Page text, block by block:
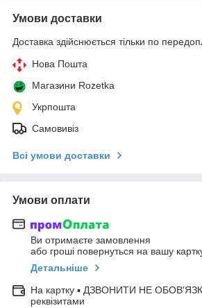
Умови доставки
Доставка здійснюється тільки по
Нова Пошта
Магазини Rozetka
Укрпошта
Самовивіз
Всі умови доставки
Умови оплати
Ви отримаєте замовлення
або гроші повернуться на вашу
Детальніше
На картку ▪ ДЗВОНИТИ НЕ
реквізитами